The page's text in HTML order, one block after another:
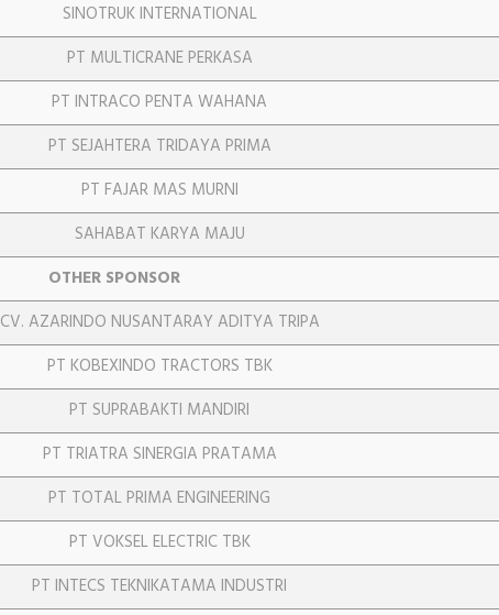
SINOTRUK INTERNATIONAL
PT MULTICRANE PERKASA
PT INTRACO PENTA WAHANA
PT SEJAHTERA TRIDAYA PRIMA
PT FAJAR MAS MURNI
SAHABAT KARYA MAJU
OTHER SPONSOR
CV. AZARINDO NUSANTARAY ADITYA TRIPA
PT KOBEXINDO TRACTORS TBK
PT SUPRABAKTI MANDIRI
PT TRIATRA SINERGIA PRATAMA
PT TOTAL PRIMA ENGINEERING
PT VOKSEL ELECTRIC TBK
PT INTECS TEKNIKATAMA INDUSTRI